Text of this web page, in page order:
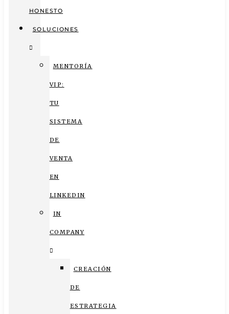
HONESTO
SOLUCIONES
MENTORÍA
VIP:
TU
SISTEMA
DE
VENTA
EN
LINKEDIN
IN
COMPANY
CREACIÓN
DE
ESTRATEGIA